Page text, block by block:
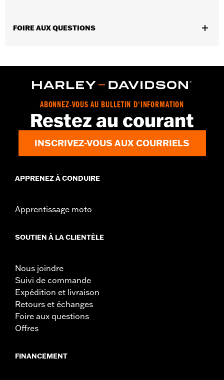
GARANTIE:Garantie limitée de 1 an – Accédez à
FOIRE AUX QUESTIONS
ABONNEZ-VOUS AU BULLETIN D'INFORMATION
Restez au courant
INSCRIVEZ-VOUS AUX COURRIELS
APPRENEZ À CONDUIRE
Apprentissage moto
SOUTIEN À LA CLIENTÈLE
Nous joindre
Suivi de commande
Expédition et livraison
Retours et échanges
Foire aux questions
Offres
FINANCEMENT